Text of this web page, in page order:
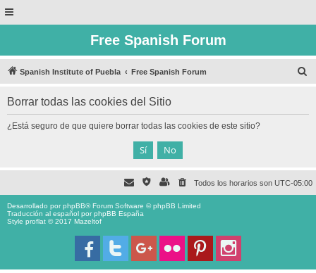
Free Spanish Forum
Spanish Institute of Puebla Free Spanish Forum
Borrar todas las cookies del Sitio
¿Está seguro de que quiere borrar todas las cookies de este sitio?
Todos los horarios son UTC-05:00
Desarrollado porphpBB® Forum Software © phpBB Limited
Traducción al español porphpBB España
Style proflat © 2017 Mazeltof